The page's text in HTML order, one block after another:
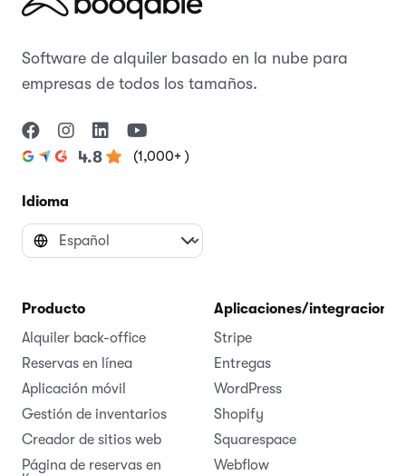
Software de alquiler basado en la nube para
empresas de todos los tamaños.
4.8 (1,000+ )
Idioma
Producto
Alquiler back-office
Reservas en línea
Aplicación móvil
Gestión de inventarios
Creador de sitios web
Página de reservas en
Aplicaciones/integraciones
Stripe
Entregas
WordPress
Shopify
Squarespace
Webflow